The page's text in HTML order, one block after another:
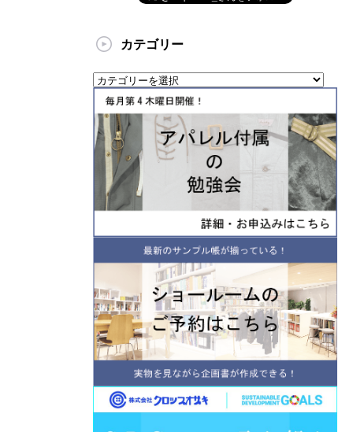
カテゴリー